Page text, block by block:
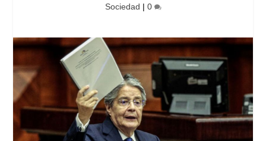
Sociedad | 0